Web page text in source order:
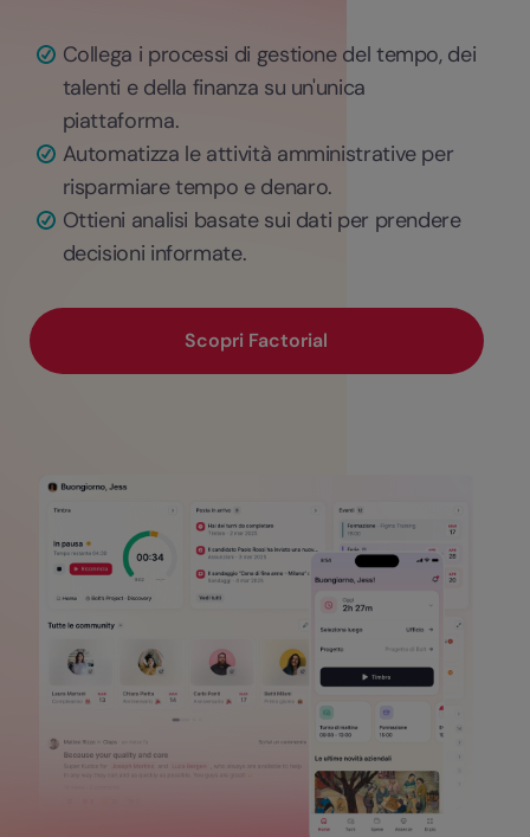
Collega i processi di gestione del tempo, dei
talenti e della finanza su un'unica
piattaforma.
Automatizza le attività amministrative per
risparmiare tempo e denaro.
Ottieni analisi basate sui dati per prendere
decisioni informate.
Scopri Factorial